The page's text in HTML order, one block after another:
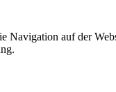
auf der
.